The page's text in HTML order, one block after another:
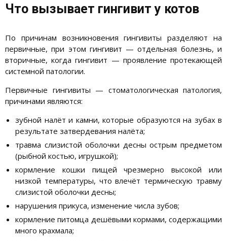
Что вызывает гингивит у котов
По причинам возникновения гингивиты разделяют на
первичные, при этом гингивит — отдельная болезнь, и
вторичные, когда гингивит — проявление протекающей
системной патологии.
Первичные гингивиты — стоматологическая патология,
причинами являются:
зубной налёт и камни, которые образуются на зубах в
результате затвердевания налёта;
травма слизистой оболочки десны острым предметом
(рыбной костью, игрушкой);
кормление кошки пищей чрезмерно высокой или
низкой температуры, что влечёт термическую травму
слизистой оболочки десны;
нарушения прикуса, изменение числа зубов;
кормление питомца дешёвыми кормами, содержащими
много крахмала;